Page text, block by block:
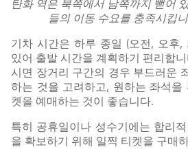
탄화 역은 북쪽에서 남쪽까지 뻗어
들의 이동 수요를 충족시킵
기차 시간은 하루 종일 (오전, 오후,
있어 출발 시간을 계획하기 편리합
시면 장거리 구간의 경우 부드러운
하는 것을 고려하고, 원하는 좌석을
켓을 예매하는 것이 좋습니다.
특히 공휴일이나 성수기에는 합리
을 확보하기 위해 일찍 티켓을 구매